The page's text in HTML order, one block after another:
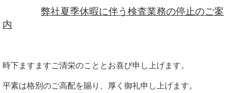
弊社夏季休暇に伴う検査業務の停止のご案
内
時下ますますご清栄のこととお喜び申し上げます。
平素は格別のご高配を賜り、厚く御礼申し上げます。